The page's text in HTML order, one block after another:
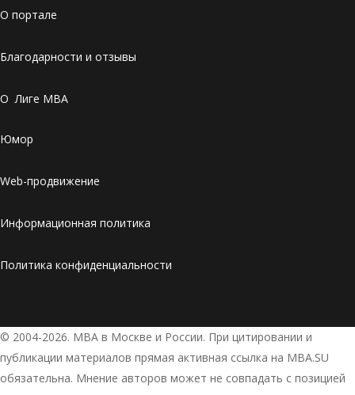
О портале
Благодарности и отзывы
О Лиге MBA
Юмор
Web-продвижение
Информационная политика
Политика конфиденциальности
© 2004-2026. МВА в Москве и России. При цитировании и
публикации материалов прямая активная ссылка на MBA.SU
обязательна. Мнение авторов может не совпадать с позицией